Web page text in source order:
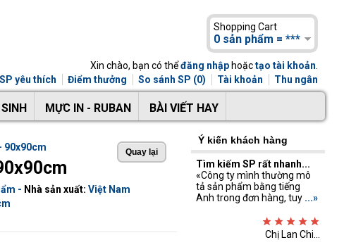
Shopping Cart
0 sản phẩm = ***
Xin chào, bạn có thểđăng nhập hoặctạo tài khoản
SP yêu thích Điểm thưởng So sánh SP (0) Tài khoản Thu ngân
MỰC IN - RUBAN BÀI VIẾT HAY
Ý kiến khách hàng
Tìm kiếm SP rất nhanh...
«Công ty mình thường mô
tả sản phẩm bằng tiếng
Anh trong đơn hàng, tuy ...»
Chị Lan Chi...
90x90cm
- Nhà sản xuất: Việt Nam